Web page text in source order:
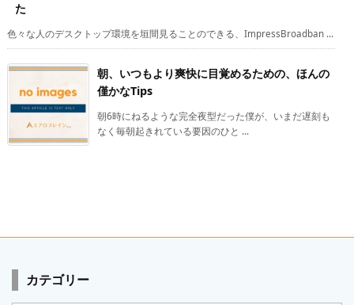
た
色々な人のデスクトップ環境を垣間見ることのできる、ImpressBroadban ...
朝、いつもより爽快に目覚めるための、ほんの
僅かなTips
朝6時にねるような完全夜型だった僕が、いまだ遅刻も
なく毎朝起きれている要因のひと ...
カテゴリー